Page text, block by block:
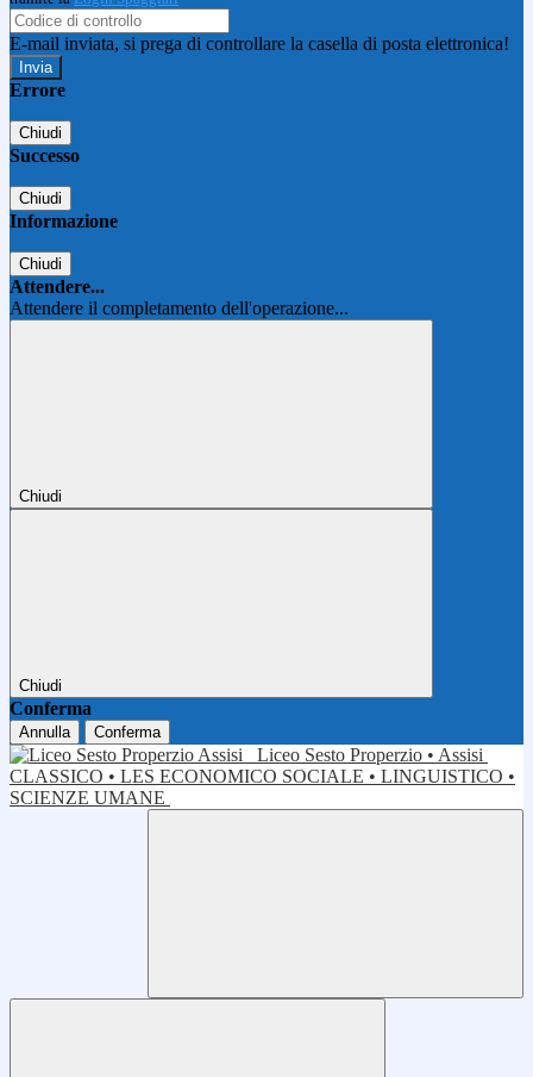
E-mail inviata, si prega di controllare la casella di posta elettronica!
Errore
Chiudi
Successo
Chiudi
Informazione
Chiudi
Attendere...
Attendere il completamento dell'operazione...
Chiudi
Chiudi
Conferma
Annulla Conferma
Liceo Sesto Properzio • Assisi
CLASSICO • LES ECONOMICO SOCIALE • LINGUISTICO •
SCIENZE UMANE